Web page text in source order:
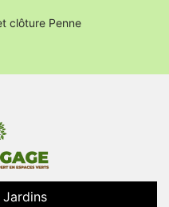
clôture Penne
Jardins